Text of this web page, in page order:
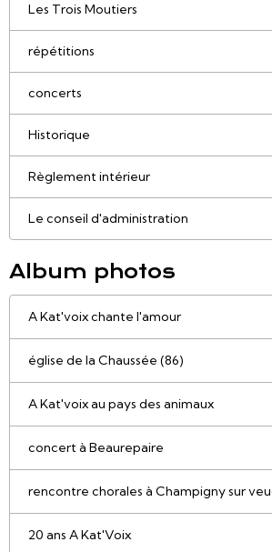
Les Trois Moutiers
répétitions
concerts
Historique
Règlement intérieur
Le conseil d'administration
Album photos
A Kat'voix chante l'amour
église de la Chaussée (86)
A Kat'voix au pays des animaux
concert à Beaurepaire
rencontre chorales à Champigny sur
20 ans A Kat'Voix